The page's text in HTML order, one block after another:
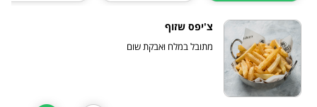
צ'יפס שזוף
מתובל במלח ואבקת שום